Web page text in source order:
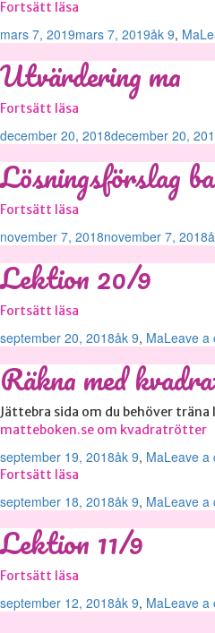
Fortsätt läsa
Postat
mars 7, 2019mars 7, 2019Kategorier
åk 9, Ma
Utvärdering ma
Fortsätt läsa
Postat
december 20, 2018december 20,
Lösningsförslag
Fortsätt läsa
Postat
november 7, 2018november 7, 2018
Lektion 20/9
Fortsätt läsa
Postat
september 20, 2018Kategorier
åk 9, MaLeave a
Räkna med
Jättebra sida om du behöver
matteboken.se om kvadratrötter
Postat
september 19, 2018Kategorier
åk 9, MaLeave a
Fortsätt läsa
Postat
september 18, 2018Kategorier
åk 9, MaLeave a
Lektion 11/9
Fortsätt läsa
Postat
september 12, 2018Kategorier
åk 9, MaLeave a